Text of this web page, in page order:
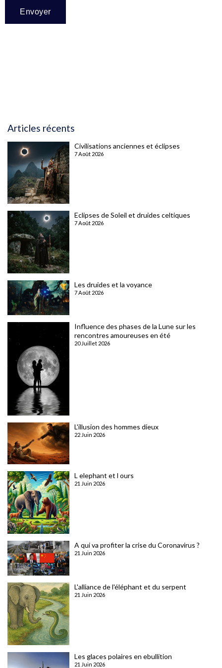
Articles récents
Civilisations anciennes et éclipses
7 Août 2026
Eclipses de Soleil et druides celtiques
7 Août 2026
Les druides et la voyance
7 Août 2026
Influence des phases de la Lune sur les
rencontres amoureuses en été
20 Juillet 2026
L'illusion des hommes dieux
22 Juin 2026
L elephant et l ours
21 Juin 2026
A qui va profiter la crise du Coronavirus ?
21 Juin 2026
L'alliance de l'éléphant et du serpent
21 Juin 2026
Les glaces polaires en ebullition
21 Juin 2026